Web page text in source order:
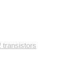
transistors